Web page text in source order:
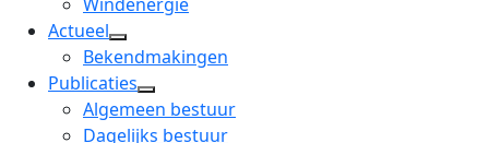
Actueel
open
dropdown
menu
Bekendmakingen
Publicaties
open
dropdown
Algemeen bestuur
Dagelijks bestuur